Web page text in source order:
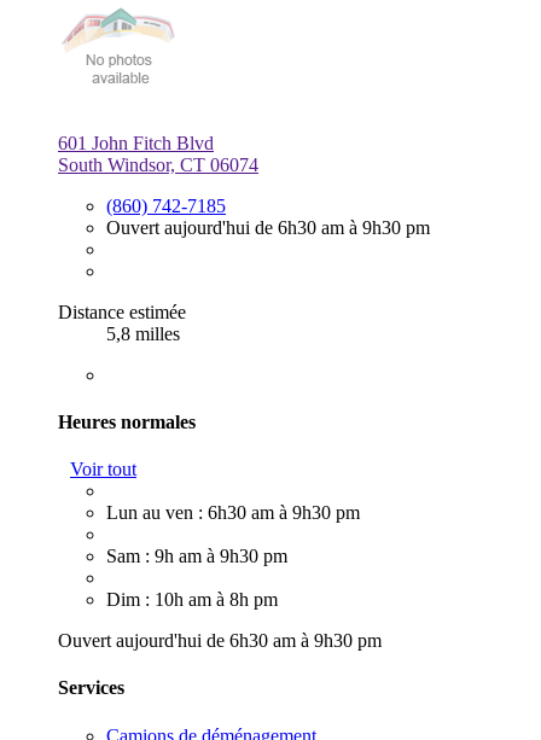
601 John Fitch Blvd
South Windsor, CT 06074
(860) 742-7185
Ouvert aujourd'hui de 6h30 am à 9h30 pm
Distance estimée
5,8 milles
Heures normales
Voir tout
Lun au ven : 6h30 am à 9h30 pm
Sam : 9h am à 9h30 pm
Dim : 10h am à 8h pm
Ouvert aujourd'hui de 6h30 am à 9h30 pm
Services
Camions de déménagement